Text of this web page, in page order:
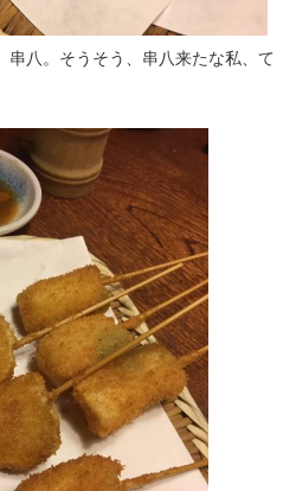
串八。そうそう、串八来たな私、て